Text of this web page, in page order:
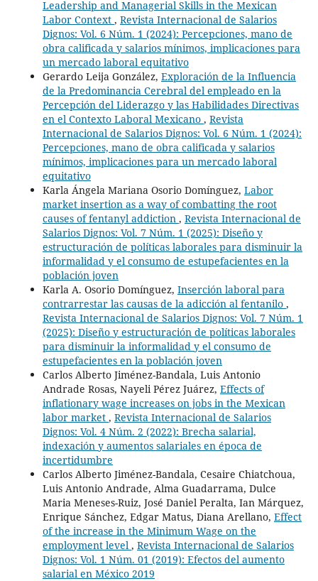
Leadership and Managerial Skills in the Mexican
Labor Context , Revista Internacional de Salarios
Dignos: Vol. 6 Núm. 1 (2024): Percepciones, mano de
obra calificada y salarios mínimos, implicaciones para
un mercado laboral equitativo
Gerardo Leija González, Exploración de la Influencia
de la Predominancia Cerebral del empleado en la
Percepción del Liderazgo y las Habilidades Directivas
en el Contexto Laboral Mexicano , Revista
Internacional de Salarios Dignos: Vol. 6 Núm. 1 (2024):
Percepciones, mano de obra calificada y salarios
mínimos, implicaciones para un mercado laboral
equitativo
Karla Ángela Mariana Osorio Domínguez, Labor
market insertion as a way of combatting the root
causes of fentanyl addiction , Revista Internacional de
Salarios Dignos: Vol. 7 Núm. 1 (2025): Diseño y
estructuración de políticas laborales para disminuir la
informalidad y el consumo de estupefacientes en la
población joven
Karla A. Osorio Domínguez, Inserción laboral para
contrarrestar las causas de la adicción al fentanilo ,
Revista Internacional de Salarios Dignos: Vol. 7 Núm. 1
(2025): Diseño y estructuración de políticas laborales
para disminuir la informalidad y el consumo de
estupefacientes en la población joven
Carlos Alberto Jiménez-Bandala, Luis Antonio
Andrade Rosas, Nayeli Pérez Juárez, Effects of
inflationary wage increases on jobs in the Mexican
labor market , Revista Internacional de Salarios
Dignos: Vol. 4 Núm. 2 (2022): Brecha salarial,
indexación y aumentos salariales en época de
incertidumbre
Carlos Alberto Jiménez-Bandala, Cesaire Chiatchoua,
Luis Antonio Andrade, Alma Guadarrama, Dulce
Maria Meneses-Ruiz, José Daniel Peralta, Ian Márquez,
Enrique Sánchez, Edgar Matus, Diana Arellano, Effect
of the increase in the Minimum Wage on the
employment level , Revista Internacional de Salarios
Dignos: Vol. 1 Núm. 01 (2019): Efectos del aumento
salarial en México 2019